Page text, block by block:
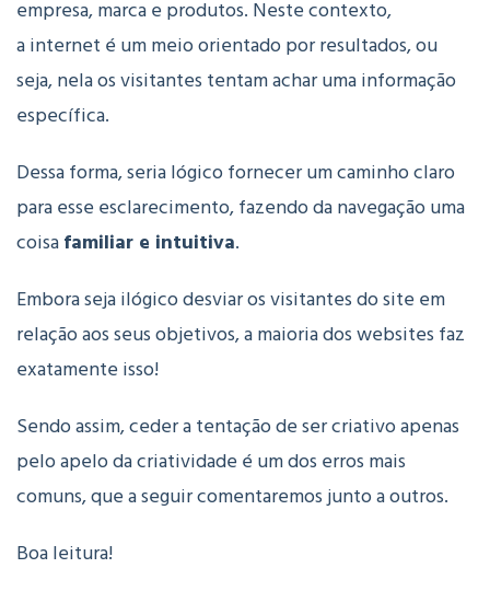
empresa, marca e produtos. Neste contexto,
a internet é um meio orientado por resultados, ou
seja, nela os visitantes tentam achar uma informação
específica.
Dessa forma, seria lógico fornecer um caminho claro
para esse esclarecimento, fazendo da navegação uma
coisafamiliar e intuitiva.
Embora seja ilógico desviar os visitantes do site em
relação aos seus objetivos, a maioria dos websites faz
exatamente isso!
Sendo assim, ceder a tentação de ser criativo apenas
pelo apelo da criatividade é um dos erros mais
comuns, que a seguir comentaremos junto a outros.
Boa leitura!